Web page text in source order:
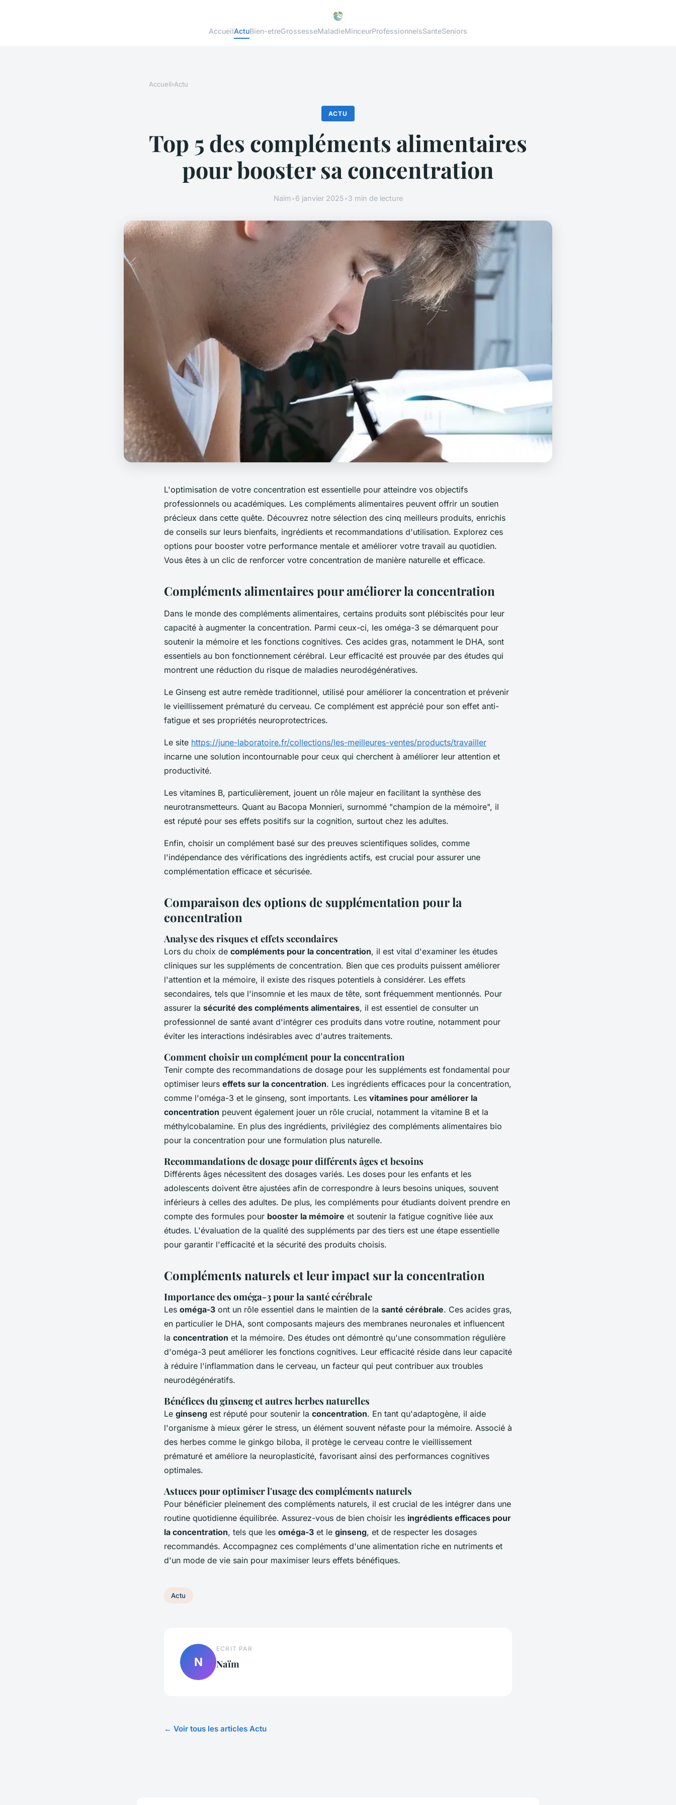
AccueilActuBien-etreGrossesseMaladieMinceurProfessionnelsSanteSeniors
Accueil›Actu
ACTU
Top 5 des compléments alimentaires
pour booster sa concentration
Naïm•6 janvier 2025•3 min de lecture
L'optimisation de votre concentration est essentielle pour atteindre vos objectifs
professionnels ou académiques. Les compléments alimentaires peuvent offrir un soutien
précieux dans cette quête. Découvrez notre sélection des cinq meilleurs produits, enrichis
de conseils sur leurs bienfaits, ingrédients et recommandations d'utilisation. Explorez ces
options pour booster votre performance mentale et améliorer votre travail au quotidien.
Vous êtes à un clic de renforcer votre concentration de manière naturelle et efficace.
Compléments alimentaires pour améliorer la concentration
Dans le monde des compléments alimentaires, certains produits sont plébiscités pour leur
capacité à augmenter la concentration. Parmi ceux-ci, les oméga-3 se démarquent pour
soutenir la mémoire et les fonctions cognitives. Ces acides gras, notamment le DHA, sont
essentiels au bon fonctionnement cérébral. Leur efficacité est prouvée par des études qui
montrent une réduction du risque de maladies neurodégénératives.
Le Ginseng est autre remède traditionnel, utilisé pour améliorer la concentration et prévenir
le vieillissement prématuré du cerveau. Ce complément est apprécié pour son effet anti-
fatigue et ses propriétés neuroprotectrices.
Le site https://june-laboratoire.fr/collections/les-meilleures-ventes/products/travailler
incarne une solution incontournable pour ceux qui cherchent à améliorer leur attention et
productivité.
Les vitamines B, particulièrement, jouent un rôle majeur en facilitant la synthèse des
neurotransmetteurs. Quant au Bacopa Monnieri, surnommé "champion de la mémoire", il
est réputé pour ses effets positifs sur la cognition, surtout chez les adultes.
Enfin, choisir un complément basé sur des preuves scientifiques solides, comme
l'indépendance des vérifications des ingrédients actifs, est crucial pour assurer une
complémentation efficace et sécurisée.
Comparaison des options de supplémentation pour la
concentration
Analyse des risques et effets secondaires
Lors du choix de compléments pour la concentration, il est vital d'examiner les études
cliniques sur les suppléments de concentration. Bien que ces produits puissent améliorer
l'attention et la mémoire, il existe des risques potentiels à considérer. Les effets
secondaires, tels que l'insomnie et les maux de tête, sont fréquemment mentionnés. Pour
assurer la sécurité des compléments alimentaires, il est essentiel de consulter un
professionnel de santé avant d'intégrer ces produits dans votre routine, notamment pour
éviter les interactions indésirables avec d'autres traitements.
Comment choisir un complément pour la concentration
Tenir compte des recommandations de dosage pour les suppléments est fondamental pour
optimiser leurs effets sur la concentration. Les ingrédients efficaces pour la concentration,
comme l'oméga-3 et le ginseng, sont importants. Les vitamines pour améliorer la
concentration peuvent également jouer un rôle crucial, notamment la vitamine B et la
méthylcobalamine. En plus des ingrédients, privilégiez des compléments alimentaires bio
pour la concentration pour une formulation plus naturelle.
Recommandations de dosage pour différents âges et besoins
Différents âges nécessitent des dosages variés. Les doses pour les enfants et les
adolescents doivent être ajustées afin de correspondre à leurs besoins uniques, souvent
inférieurs à celles des adultes. De plus, les compléments pour étudiants doivent prendre en
compte des formules pour booster la mémoire et soutenir la fatigue cognitive liée aux
études. L'évaluation de la qualité des suppléments par des tiers est une étape essentielle
pour garantir l'efficacité et la sécurité des produits choisis.
Compléments naturels et leur impact sur la concentration
Importance des oméga-3 pour la santé cérébrale
Les oméga-3 ont un rôle essentiel dans le maintien de la santé cérébrale. Ces acides gras,
en particulier le DHA, sont composants majeurs des membranes neuronales et influencent
la concentration et la mémoire. Des études ont démontré qu'une consommation régulière
d'oméga-3 peut améliorer les fonctions cognitives. Leur efficacité réside dans leur capacité
à réduire l'inflammation dans le cerveau, un facteur qui peut contribuer aux troubles
neurodégénératifs.
Bénéfices du ginseng et autres herbes naturelles
Le ginseng est réputé pour soutenir la concentration. En tant qu'adaptogène, il aide
l'organisme à mieux gérer le stress, un élément souvent néfaste pour la mémoire. Associé à
des herbes comme le ginkgo biloba, il protège le cerveau contre le vieillissement
prématuré et améliore la neuroplasticité, favorisant ainsi des performances cognitives
optimales.
Astuces pour optimiser l'usage des compléments naturels
Pour bénéficier pleinement des compléments naturels, il est crucial de les intégrer dans une
routine quotidienne équilibrée. Assurez-vous de bien choisir les ingrédients efficaces pour
la concentration, tels que les oméga-3 et le ginseng, et de respecter les dosages
recommandés. Accompagnez ces compléments d'une alimentation riche en nutriments et
d'un mode de vie sain pour maximiser leurs effets bénéfiques.
Actu
N
ECRIT PAR
Naïm
← Voir tous les articles Actu